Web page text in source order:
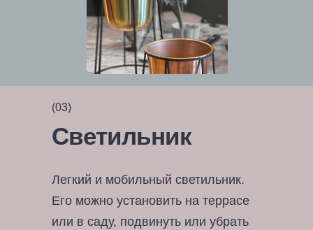
Светильник
(03)
Легкий и мобильный светильник.
Его можно установить на террасе
или в саду, подвинуть или убрать